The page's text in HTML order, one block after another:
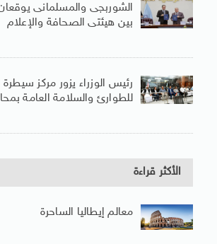
الشوربجى والمسلمانى
بين هيئتى الصحافة والإعلام
رئيس الوزراء يزور مركز
للطوارئ والسلامة العامة
الأكثر قراءة
معالم إيطاليا الساحرة